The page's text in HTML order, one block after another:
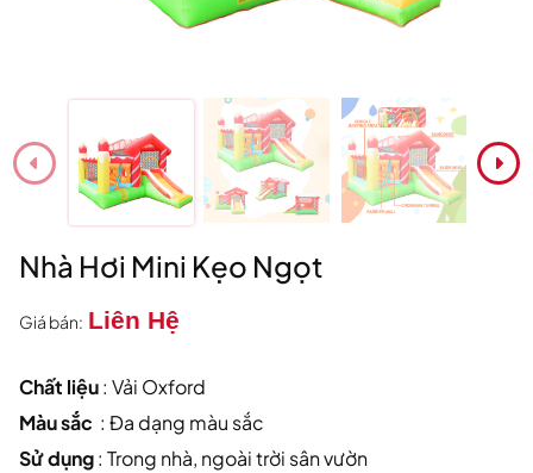
Nhà Hơi Mini Kẹo Ngọt
Giá bán: Liên Hệ
Chất liệu: Vải Oxford
Màu sắc : Đa dạng màu sắc
Sử dụng: Trong nhà, ngoài trời sân vườn